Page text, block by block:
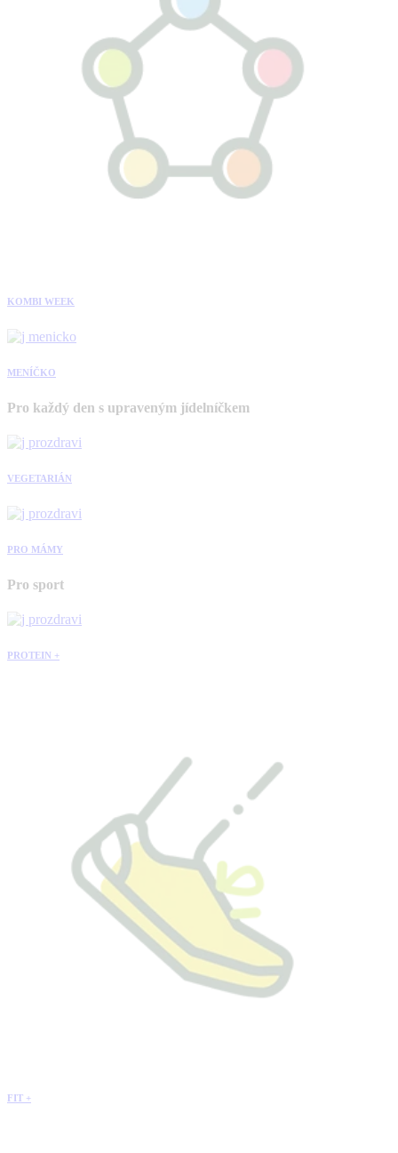
KOMBI WEEK
MENÍČKO
Pro každý den s upraveným jídelníčkem
VEGETARIÁN
PRO MÁMY
Pro sport
PROTEIN +
FIT +